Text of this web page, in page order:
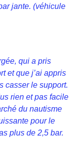
jante. (véhicule
qui a pris
et que j’ai appris
casser le support.
rien et pas facile
du nautisme
pour le
plus de 2,5 bar.